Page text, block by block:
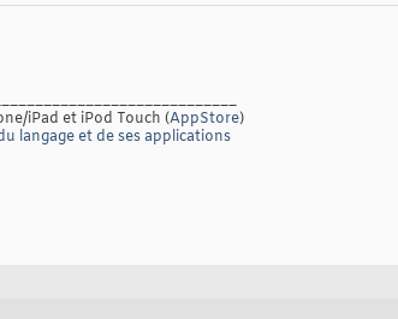
iPad et iPod Touch (AppStore)
langage et de ses applications